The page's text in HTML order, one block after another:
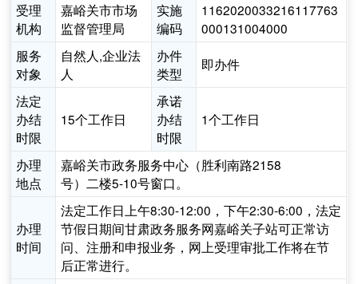
受理
机构
嘉峪关市市场
监督管理局
实施
编码
1162020033216117763
000131004000
服务
对象
自然人,企业法
人
办件
类型
即办件
法定
办结
时限
15个工作日
承诺
办结
时限
1个工作日
办理
地点
嘉峪关市政务服务中心（胜利南路2158
号）二楼5-10号窗口。
办理
时间
法定工作日上午8:30-12:00，下午2:30-6:00，法定
节假日期间甘肃政务服务网嘉峪关子站可正常访
问、注册和申报业务，网上受理审批工作将在节
后正常进行。